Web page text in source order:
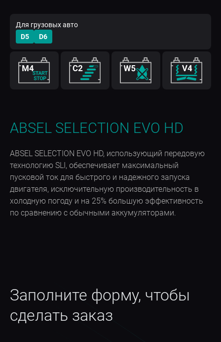
Для грузовых авто
D5
D6
ABSEL SELECTION EVO HD
ABSEL SELECTION EVO HD, использующий передовую
технологию SLI, обеспечивает максимальный
пусковой ток для быстрого и надежного запуска
двигателя, исключительную производительность в
холодную погоду и на 25% большую эффективность
по сравнению с обычными аккумуляторами.
Заполните форму, чтобы
сделать заказ